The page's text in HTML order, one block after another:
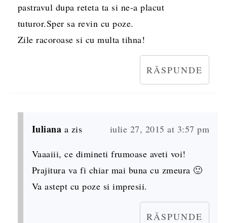
pastravul dupa reteta ta si ne-a placut
tuturor.Sper sa revin cu poze.
Zile racoroase si cu multa tihna!
RĂSPUNDE
Iuliana a zis iulie 27, 2015 at 3:57 pm
Vaaaiii, ce dimineti frumoase aveti voi!
Prajitura va fi chiar mai buna cu zmeura 🙂
Va astept cu poze si impresii.
RĂSPUNDE